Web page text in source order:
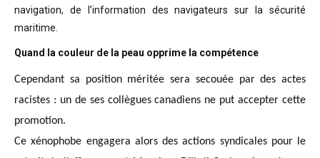
navigation, de l’information des navigateurs sur la sécurité
maritime.
Quand la couleur de la peau opprime la compétence
Cependant sa position méritée sera secouée par des actes
racistes : un de ses collègues canadiens ne put accepter cette
promotion.
Ce xénophobe engagera alors des actions syndicales pour le